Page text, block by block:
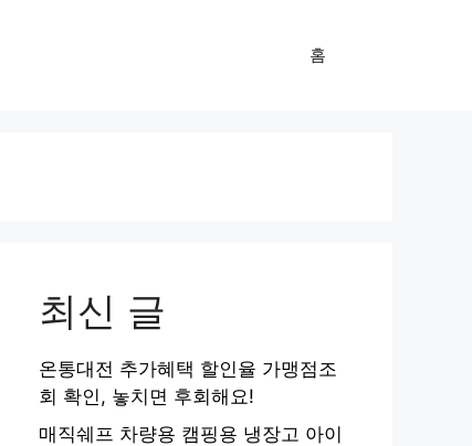
홈
최신 글
온통대전 추가혜택 할인율 가맹점조
회 확인, 놓치면 후회해요!
매직쉐프 차량용 캠핑용 냉장고 아이